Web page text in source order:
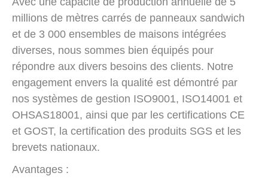
millions de mètres carrés de panneaux sandwich
et de 3 000 ensembles de maisons intégrées
diverses, nous sommes bien équipés pour
répondre aux divers besoins des clients. Notre
engagement envers la qualité est démontré par
nos systèmes de gestion ISO9001, ISO14001 et
OHSAS18001, ainsi que par les certifications CE
et GOST, la certification des produits SGS et les
brevets nationaux.
Avantages :